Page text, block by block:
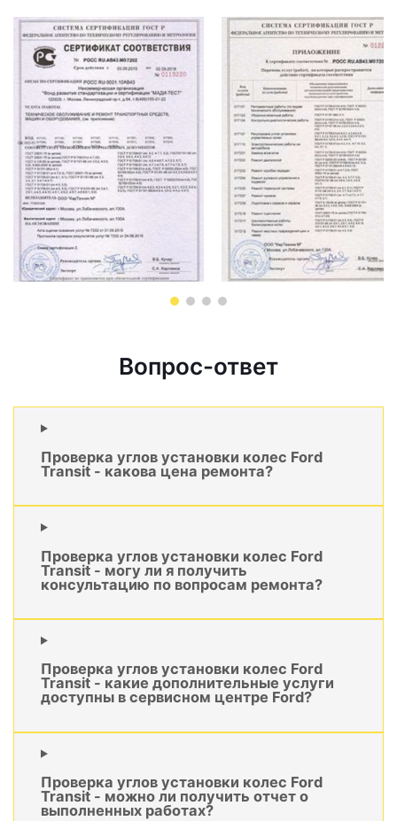
Вопрос-ответ
Проверка углов установки колес Ford
Transit - какова цена ремонта?
Проверка углов установки колес Ford
Transit - могу ли я получить
консультацию по вопросам ремонта?
Проверка углов установки колес Ford
Transit - какие дополнительные услуги
доступны в сервисном центре Ford?
Проверка углов установки колес Ford
Transit - можно ли получить отчет о
выполненных работах?